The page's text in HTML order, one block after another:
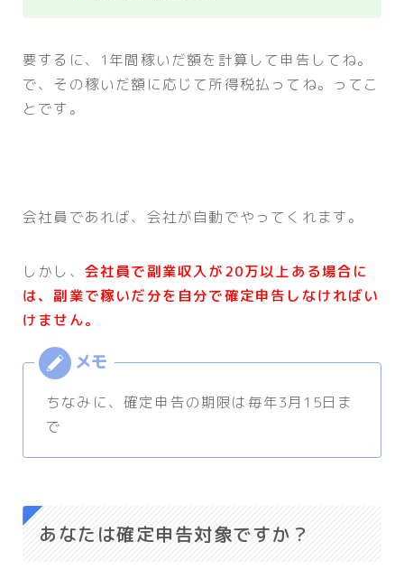
要するに、1年間稼いだ額を計算して申告してね。
で、その稼いだ額に応じて所得税払ってね。ってこ
とです。
会社員であれば、会社が自動でやってくれます。
しかし、 会社員で副業収入が20万以上ある場合に
は、副業で稼いだ分を自分で確定申告しなければい
けません。
ちなみに、確定申告の期限は毎年3月15日ま
で
あなたは確定申告対象ですか？